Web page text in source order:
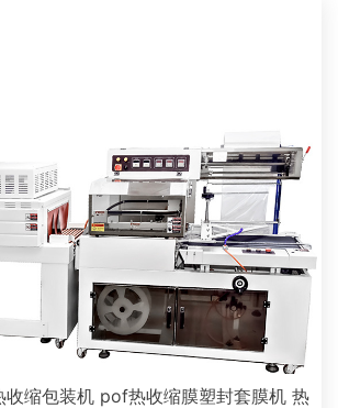
缩包装机 pof热收缩膜塑封套膜机 热